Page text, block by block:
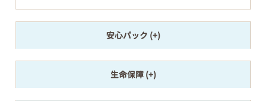
安心パック
生命保障